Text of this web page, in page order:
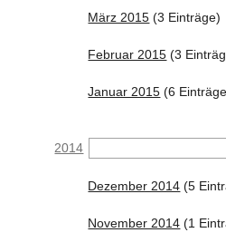
März 2015 (3 Einträge)
Februar 2015 (3
Januar 2015 (6
2014
Dezember 2014 (5
November 2014 (1